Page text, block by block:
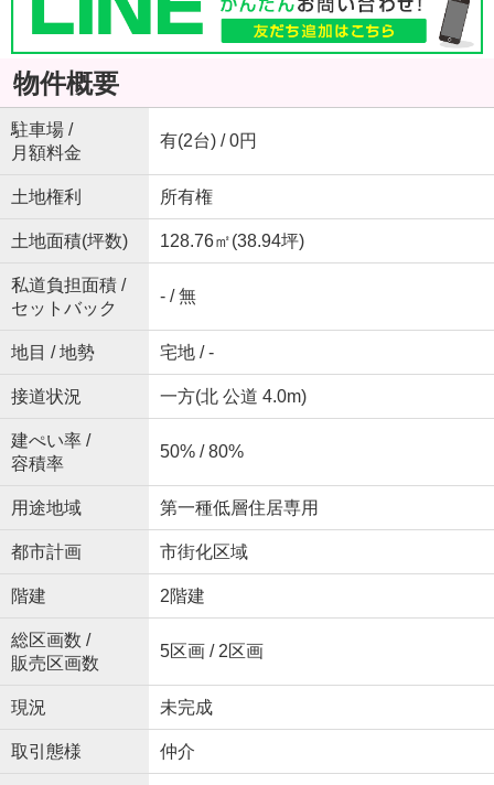
物件概要
駐車場 /
月額料金
有(2台) / 0円
土地権利 所有権
土地面積(坪数) 128.76㎡(38.94坪)
私道負担面積 /
セットバック
- / 無
地目 / 地勢 宅地 / -
接道状況 一方(北 公道 4.0m)
建ぺい率 /
容積率
50% / 80%
用途地域 第一種低層住居専用
都市計画 市街化区域
階建 2階建
総区画数 /
販売区画数
5区画 / 2区画
現況 未完成
取引態様 仲介